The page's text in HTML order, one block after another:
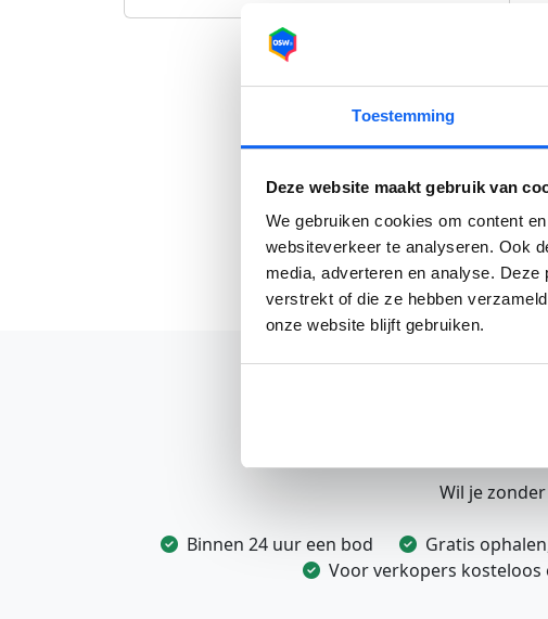
Toestemming
Deze website maakt gebruik van
We gebruiken cookies om content
websiteverkeer te analyseren. Ook
media, adverteren en analyse.
verstrekt of die ze hebben
onze website blijft gebruiken.
Wil je
Binnen 24 uur een bod Gratis
Voor verkopers kosteloos